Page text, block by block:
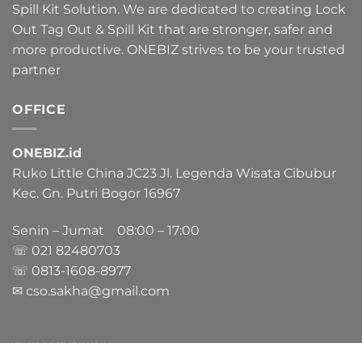
Spill Kit Solution. We are dedicated to creating Lock
Out Tag Out & Spill Kit that are stronger, safer and
more productive. ONEBIZ strives to be your trusted
partner
OFFICE
ONEBIZ.id
Ruko Little China JC23 Jl. Legenda Wisata Cibubur
Kec. Gn. Putri Bogor 16967
Senin – Jumat 08:00 – 17:00
☏ 021 82480703
☏ 0813-1608-8977
✉ cso.sakha@gmail.com